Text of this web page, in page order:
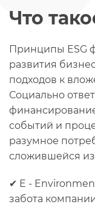
Что
Принципы ESG
развития
подходов к
Социально
событий и
разумное
сложившейся
✔ E -
забота